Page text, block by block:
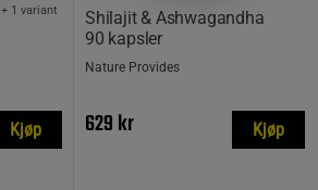
+ 1 variant
Kjøp
Shilajit & Ashwagandha
90 kapsler
Nature Provides
629 kr Kjøp